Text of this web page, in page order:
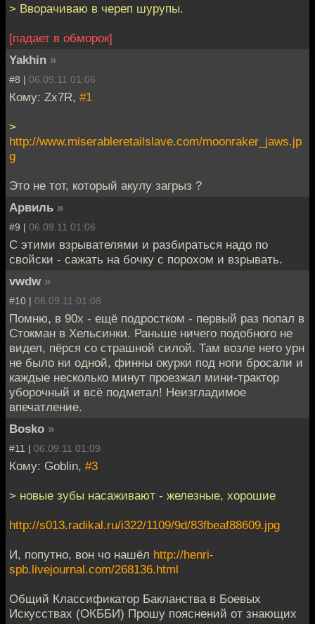
> Вворачиваю в череп шурупы.
[падает в обморок]
Yakhin »
#8 | 06.09.11 01:06
Кому: Zx7R, #1
>
http://www.miserableretailslave.com/moonraker_jaws.jp
g
Это не тот, который акулу загрыз ?
Арвиль »
#9 | 06.09.11 01:06
С этими взрывателями и разбираться надо по
свойски - сажать на бочку с порохом и взрывать.
vwdw »
#10 | 06.09.11 01:08
Помню, в 90х - ещё подростком - первый раз попал в
Стокман в Хельсинки. Раньше ничего подобного не
видел, пёрся со страшной силой. Там возле него урн
не было ни одной, финны окурки под ноги бросали и
каждые несколько минут проезжал мини-трактор
уборочный и всё подметал! Неизгладимое
впечатление.
Bosko »
#11 | 06.09.11 01:09
Кому: Goblin, #3
> новые зубы насаживают - железные, хорошие
http://s013.radikal.ru/i322/1109/9d/83fbeaf88609.jpg
И, попутно, вон чо нашёл http://henri-
spb.livejournal.com/268136.html
Общий Классификатор Бакланства в Боевых
Искусствах (ОКББИ) Прошу пояснений от знающих